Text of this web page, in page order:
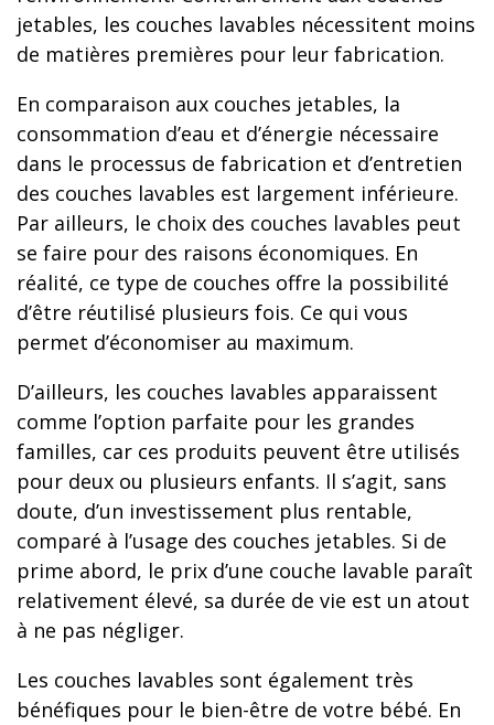
jetables, les couches lavables nécessitent moins
de matières premières pour leur fabrication.
En comparaison aux couches jetables, la
consommation d’eau et d’énergie nécessaire
dans le processus de fabrication et d’entretien
des couches lavables est largement inférieure.
Par ailleurs, le choix des couches lavables peut
se faire pour des raisons économiques. En
réalité, ce type de couches offre la possibilité
d’être réutilisé plusieurs fois. Ce qui vous
permet d’économiser au maximum.
D’ailleurs, les couches lavables apparaissent
comme l’option parfaite pour les grandes
familles, car ces produits peuvent être utilisés
pour deux ou plusieurs enfants. Il s’agit, sans
doute, d’un investissement plus rentable,
comparé à l’usage des couches jetables. Si de
prime abord, le prix d’une couche lavable paraît
relativement élevé, sa durée de vie est un atout
à ne pas négliger.
Les couches lavables sont également très
bénéfiques pour le bien-être de votre bébé. En